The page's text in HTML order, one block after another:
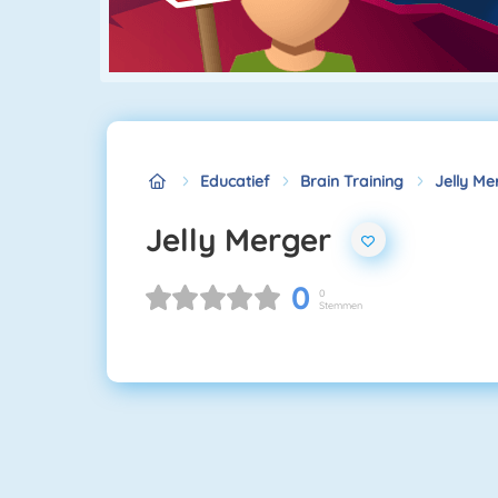
Educatief Brain Training Jelly
Jelly Merger
0
0
Stemmen